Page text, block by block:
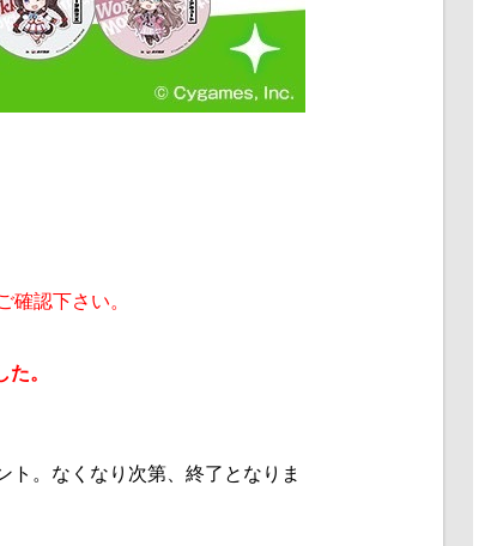
確認下さい。
。
ト。なくなり次第、終了となりま